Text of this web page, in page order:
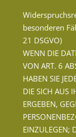
besonderen
21 DSGVO)
WENN DIE
VON ART. 6
HABEN SIE
DIE SICH AUS
ERGEBEN,
EINZULEGEN;